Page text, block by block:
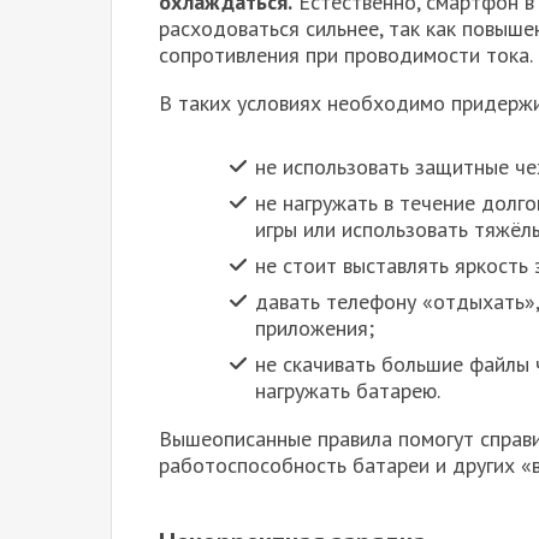
расходоваться сильнее, так как
сопротивления при проводимости тока.
В таких условиях необходимо
не использовать защитные
не нагружать в течение
игры или использовать
не стоит выставлять
давать телефону
приложения;
не скачивать большие
нагружать батарею.
Вышеописанные правила помогут
работоспособность батареи и других